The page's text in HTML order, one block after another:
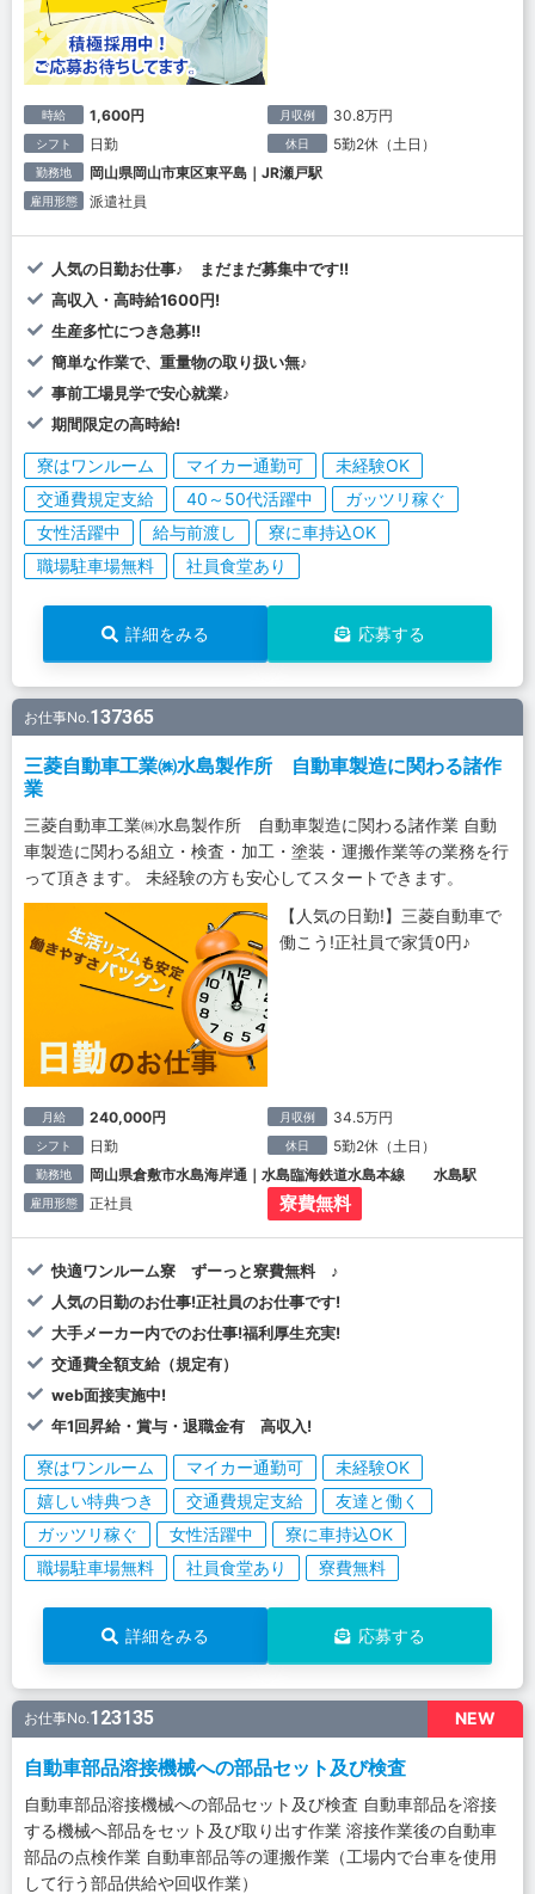
時給 1,600円 月収例 30.8万円
シフト 日勤 休日 5勤2休（土日）
勤務地 岡山県岡山市東区東平島｜JR瀬戸駅
雇用形態 派遣社員
人気の日勤お仕事♪ まだまだ募集中です!!
高収入・高時給1600円!
生産多忙につき急募!!
簡単な作業で、重量物の取り扱い無♪
事前工場見学で安心就業♪
期間限定の高時給!
寮はワンルーム マイカー通勤可
未経験OK
交通費規定支給
40～50代活躍中
ガッツリ稼ぐ
女性活躍中
給与前渡し
寮に車持込OK
職場駐車場無料
社員食堂あり
詳細をみる 応募する
お仕事No.137365
三菱自動車工業㈱水島製作所 自動車製造に関わる諸作
業
三菱自動車工業㈱水島製作所 自動車製造に関わる諸作業 自動
車製造に関わる組立・検査・加工・塗装・運搬作業等の業務を行
って頂きます。 未経験の方も安心してスタートできます。
【人気の日勤!】三菱自動車で
働こう!正社員で家賃0円♪
月給 240,000円 月収例 34.5万円
シフト 日勤 休日 5勤2休（土日）
勤務地 岡山県倉敷市水島海岸通｜水島臨海鉄道水島本線 水島駅
雇用形態 正社員 寮費無料
快適ワンルーム寮 ずーっと寮費無料 ♪
人気の日勤のお仕事!正社員のお仕事です!
大手メーカー内でのお仕事!福利厚生充実!
交通費全額支給（規定有）
web面接実施中!
年1回昇給・賞与・退職金有 高収入!
寮はワンルーム マイカー通勤可
未経験OK
嬉しい特典つき
交通費規定支給
友達と働く
ガッツリ稼ぐ
女性活躍中
寮に車持込OK
職場駐車場無料
社員食堂あり 寮費無料
詳細をみる 応募する
NEW
お仕事No.123135
自動車部品溶接機械への部品セット及び検査
自動車部品溶接機械への部品セット及び検査 自動車部品を溶接
する機械へ部品をセット及び取り出す作業 溶接作業後の自動車
部品の点検作業 自動車部品等の運搬作業（工場内で台車を使用
して行う部品供給や回収作業）